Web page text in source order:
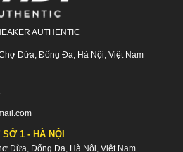
AUTHENTIC
Dừa, Đống Đa, Hà Nội, Việt Nam
SỞ 1 - HÀ NỘI
Dừa, Đống Đa, Hà Nội, Việt Nam